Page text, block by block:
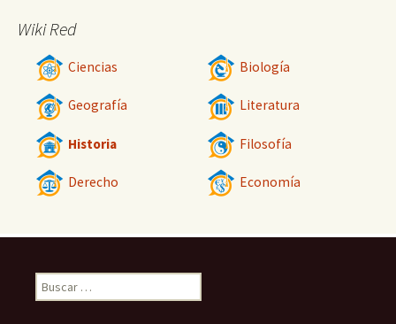
Wiki Red
Ciencias Biología
Geografía Literatura
Historia Filosofía
Derecho Economía
Buscar: